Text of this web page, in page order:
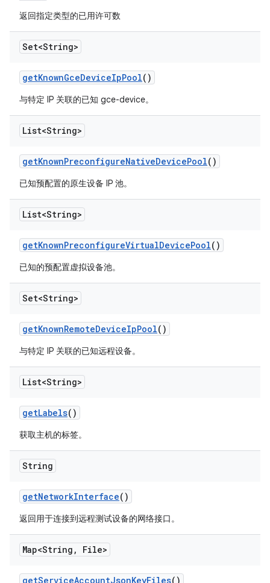
返回指定类型的已用许可数
Set<String>
getKnownGceDeviceIpPool()
与特定 IP 关联的已知 gce-device。
List<String>
getKnownPreconfigureNativeDevicePool()
已知预配置的原生设备 IP 池。
List<String>
getKnownPreconfigureVirtualDevicePool()
已知的预配置虚拟设备池。
Set<String>
getKnownRemoteDeviceIpPool()
与特定 IP 关联的已知远程设备。
List<String>
getLabels()
获取主机的标签。
String
getNetworkInterface()
返回用于连接到远程测试设备的网络接口。
Map<String , File>
getServiceAccountJsonKeyFiles()